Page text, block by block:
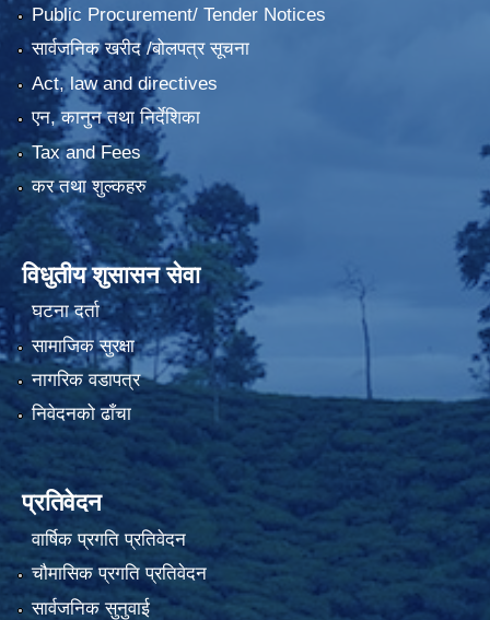
Public Procurement/ Tender Notices
सार्वजनिक खरीद /बोलपत्र सूचना
Act, law and directives
एन, कानुन तथा निर्देशिका
Tax and Fees
कर तथा शुल्कहरु
विधुतीय शुसासन सेवा
घटना दर्ता
सामाजिक सुरक्षा
नागरिक वडापत्र
निवेदनको ढाँचा
प्रतिवेदन
वार्षिक प्रगति प्रतिवेदन
चौमासिक प्रगति प्रतिवेदन
सार्वजनिक सुनुवाई